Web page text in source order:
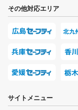
その他対応エリア
サイトメニュー